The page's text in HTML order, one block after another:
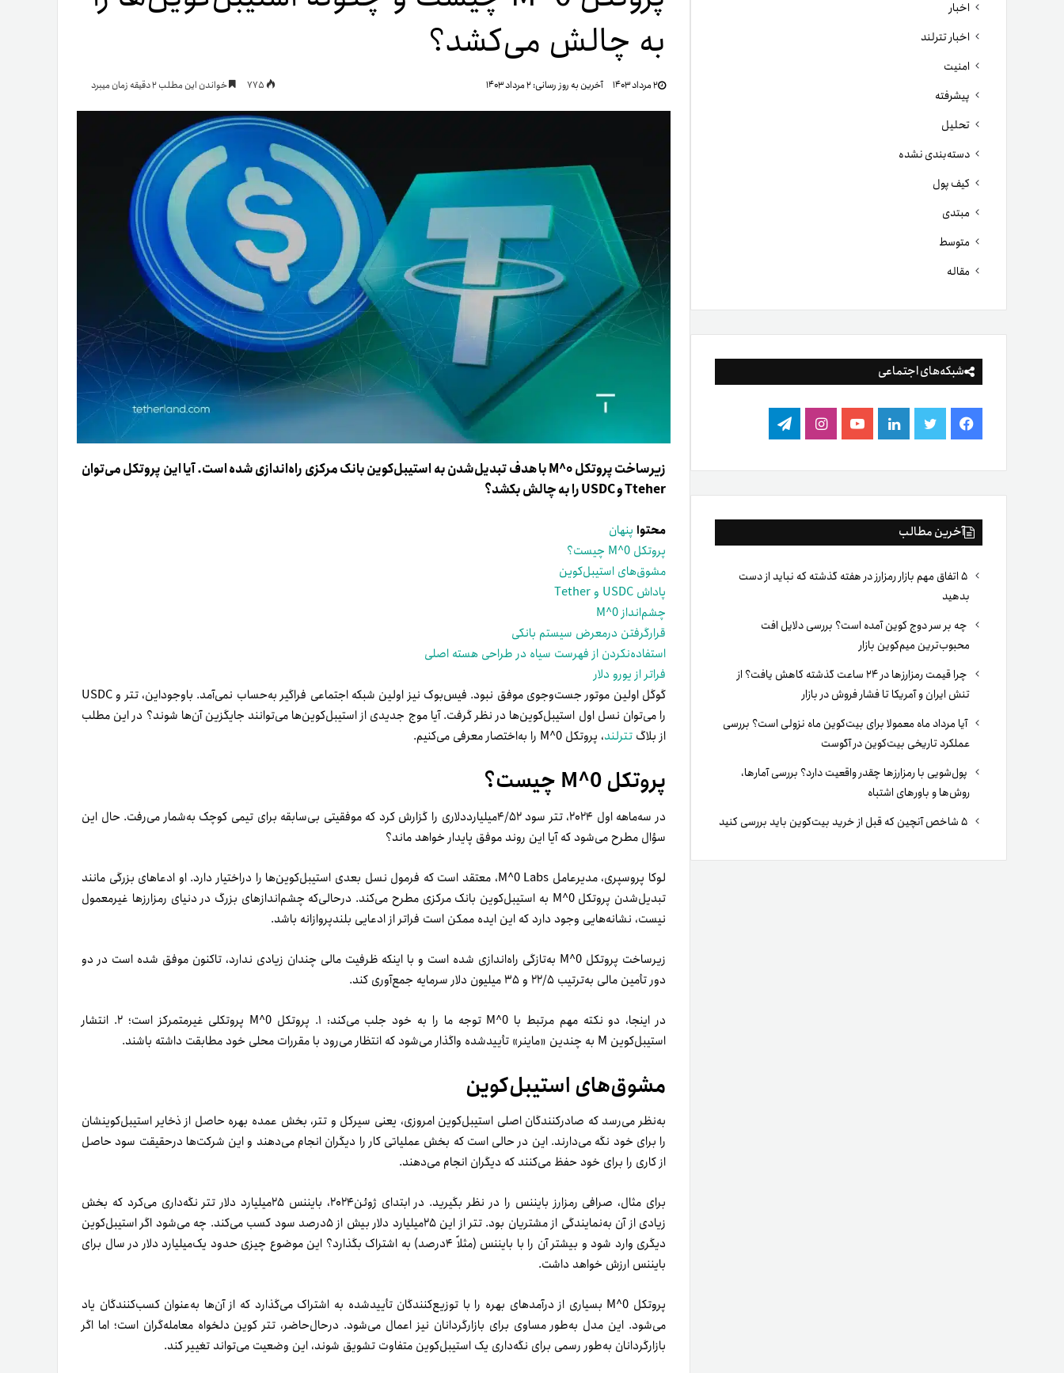
اخبار
اخبار تترلند
امنیت
پیشرفته
تحلیل
دسته‌بندی نشده
کیف پول
مبتدی
متوسط
مقاله
شبکه‌های اجتماعی
فیس
بوک
توییتر لینکدینیوتیوباینستاگرام
تلگرام
آخرین مطالب
۵ اتفاق مهم بازار رمزارز در هفته گذشته که نباید از دست
بدهید
چه بر سر دوج کوین آمده است؟ بررسی دلایل افت
محبوب‌ترین میم‌کوین بازار
چرا قیمت رمزارزها در ۲۴ ساعت گذشته کاهش یافت؟ از
تنش ایران و آمریکا تا فشار فروش در بازار
آیا مرداد ماه معمولا برای بیت‌کوین ماه نزولی است؟ بررسی
عملکرد تاریخی بیت‌کوین در آگوست
پول‌شویی با رمزارزها چقدر واقعیت دارد؟ بررسی آمارها،
روش‌ها و باورهای اشتباه
به چالش می‌کشد؟
۲ مرداد ۱۴۰۳ آخرین به روز رسانی:۲ مرداد ۱۴۰۳ خواندن این مطلب 2 دقیقه زمان میبرد
زیرساخت پروتکل M^0 با هدف تبدیل‌شدن به استیبل‌کوین بانک مرکزی راه‌اندازی شده است. آیا این پروتکل می‌توان
Tteher و USDC را به چالش بکشد؟
محتوا پنهان
پروتکل M^0 چیست؟
مشوق‌های استیبل‌کوین
پاداش USDC و Tether
چشم‌انداز M^0
قرارگرفتن درمعرض سیستم بانکی
استفاده‌نکردن از فهرست سیاه در طراحی هسته اصلی
فراتر از یورو دلار
گوگل اولین موتور جست‌وجوی موفق نبود. فیس‌بوک نیز اولین شبکه اجتماعی فراگیر به‌حساب نمی‌آمد. باوجوداین، تتر و USDC
را می‌توان نسل اول استیبل‌کوین‌ها در نظر گرفت. آیا موج جدیدی از استیبل‌کوین‌ها می‌توانند جایگزین آن‌ها شوند؟ در این مطلب
از بلاگ تترلند، پروتکل M^0 را به‌اختصار معرفی می‌کنیم.
پروتکل M^0 چیست؟
در سه‌ماهه اول ۲۰۲۴، تتر سود ۴/۵۲میلیارددلاری را گزارش کرد که موفقیتی بی‌سابقه برای تیمی کوچک به‌شمار می‌رفت. حال این
سؤال مطرح می‌شود که آیا این روند موفق پایدار خواهد ماند؟
لوکا پروسپری، مدیرعامل M^0 Labs، معتقد است که فرمول نسل بعدی استیبل‌کوین‌ها را دراختیار دارد. او ادعاهای بزرگی مانند
تبدیل‌شدن پروتکل M^0 به استیبل‌کوین بانک مرکزی مطرح می‌کند. درحالی‌که چشم‌اندازهای بزرگ در دنیای رمزارزها غیرمعمول
نیست، نشانه‌هایی وجود دارد که این ایده ممکن است فراتر از ادعایی بلندپروازانه باشد.
زیرساخت پروتکل M^0 به‌تازگی راه‌اندازی شده است و با اینکه ظرفیت مالی چندان زیادی ندارد، تا‌کنون موفق شده است در دو
دور تأمین مالی به‌ترتیب ۲۲/۵ و ۳۵ میلیون دلار سرمایه جمع‌آوری کند.
در اینجا، دو نکته مهم مرتبط با M^0 توجه ما را به خود جلب می‌کند: ۱. پروتکل M^0 پروتکلی غیرمتمرکز است؛ ۲. انتشار
استیبل‌کوین M به چندین «ماینر» تأییدشده واگذار می‌شود که انتظار می‌رود با مقررات محلی خود مطابقت داشته باشند.
مشوق‌های استیبل‌کوین
به‌نظر می‌رسد که صادرکنندگان اصلی استیبل‌کوین امروزی، یعنی سیرکل و تتر، بخش عمده بهره حاصل از ذخایر استیبل‌کوینشان
را برای خود نگه می‌دارند. این در حالی است که بخش عملیاتی کار را دیگران انجام می‌دهند و این شرکت‌ها درحقیقت سود حاصل
از کاری را برای خود حفظ می‌کنند که دیگران انجام می‌دهند.
برای مثال، صرافی رمزارز بایننس را در نظر بگیرید. در ابتدای ژوئن‌۲۰۲۴، بایننس ۲۵میلیارد دلار تتر نگه‌داری می‌کرد که بخش
زیادی از آن به‌نمایندگی از مشتریان بود. تتر از این ۲۵میلیارد دلار بیش از ۵درصد سود کسب می‌کند. چه می‌شود اگر استیبل‌کوین
دیگری وارد شود و بیشتر آن را با بایننس (مثلاً ۴‌درصد) به اشتراک بگذارد؟ این موضوع چیزی حدود یک‌میلیارد دلار در سال برای
بایننس ارزش خواهد داشت.
پروتکل M^0 بسیاری از درآمدهای بهره را با توزیع‌کنندگان تأیید‌شده به اشتراک می‌گذارد که از آن‌ها به‌عنوان کسب‌کنندگان یاد
می‌شود. این مدل به‌طور مساوی برای بازارگردانان نیز اعمال می‌شود. درحال‌حاضر، تتر کوین دلخواه معامله‌گران است؛ اما اگر
بازارگردانان به‌طور رسمی برای نگه‌داری یک استیبل‌کوین متفاوت تشویق شوند، این وضعیت می‌تواند تغییر کند.